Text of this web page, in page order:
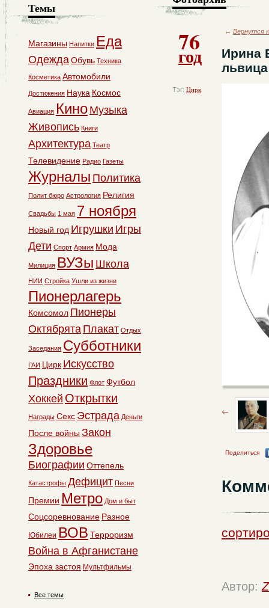
76
год
Тэг: Цирк
← Вернутся
Ирина
львица
Поделиться
Автор:
Темы
Магазины Напитки Еда
ОдеждаОбувь Техника
Косметика Автомобили
Достижения Наука Космос
Авиация Кино Музыка
Живопись Книги
Архитектура Театр
Телевидение Радио Газеты
Журналы Политика
Полит бюро Астрология Религия
Свадьбы 1 мая 7 ноября
Новый год Игрушки Игры
Дети Спорт Армия Мода
Милиция ВУЗы Школа
НИИ Стройка Ушли из жизни
Пионерлагерь
Комсомол Пионеры
Октябрята Плакат Отдых
Заседания Субботники
ГАИ Цирк Искусство
Праздники Флот Футбол
Хоккей Открытки
Награды Секс Эстрада Деньги
После войны Закон
Здоровье
Биографии Оттепель
Катастрофы Дефицит Песни
Премии Метро Дом и быт
Соцсоревнование Разное
Юбилеи ВОВ Терроризм
Война в Афганистане
Эпоха застоя Мультфильмы
Все темы